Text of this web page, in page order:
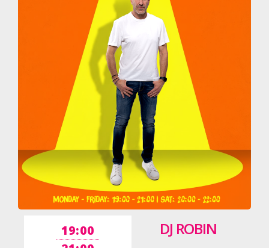
19:00
DJ ROBIN